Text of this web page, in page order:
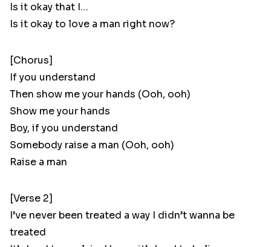
Is it okay that I…
Is it okay to love a man right now?
[Chorus]
If you understand
Then show me your hands (Ooh, ooh)
Show me your hands
Boy, if you understand
Somebody raise a man (Ooh, ooh)
Raise a man
[Verse 2]
I’ve never been treated a way I didn’t wanna be
treated